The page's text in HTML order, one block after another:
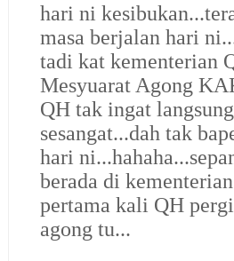
hari ni
masa berjalan hari
tadi kat kementerian
Mesyuarat Agong
QH tak ingat langsung
sesangat...dah tak
hari
berada di
pertama kali QH
agong tu...